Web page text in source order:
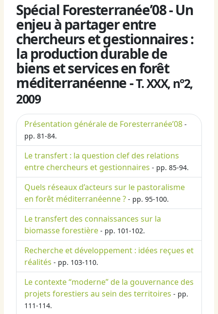
Spécial Foresterranée’08 - Un
enjeu à partager entre
chercheurs et gestionnaires :
la production durable de
biens et services en forêt
méditerranéenne -T. XXX, n°2,
2009
Présentation générale de Foresterranée’08 -
pp. 81-84.
Le transfert : la question clef des relations
entre chercheurs et gestionnaires - pp. 85-94.
Quels réseaux d’acteurs sur le pastoralisme
en forêt méditerranéenne ? - pp. 95-100.
Le transfert des connaissances sur la
biomasse forestière - pp. 101-102.
Recherche et développement : idées reçues et
réalités - pp. 103-110.
Le contexte “moderne” de la gouvernance des
projets forestiers au sein des territoires - pp.
111-114.